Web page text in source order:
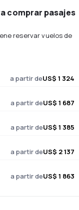
comprar pasajes
reservar vuelos de
a partir deUS$ 1 324
a partir deUS$ 1 687
a partir deUS$ 1 385
a partir deUS$ 2 137
a partir deUS$ 1 863